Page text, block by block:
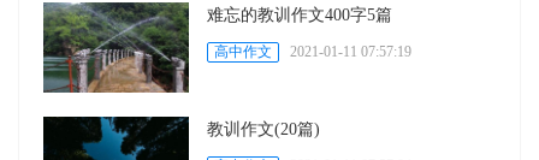
难忘的教训作文400字5篇
高中作文 2021-01-11 07:57:19
教训作文(20篇)